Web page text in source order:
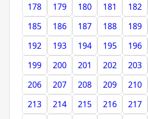
178
179 180 181 182
185
186 187 188 189
192
193 194 195 196
199
200 201 202 203
206
207 208 209 210
213
214 215 216 217